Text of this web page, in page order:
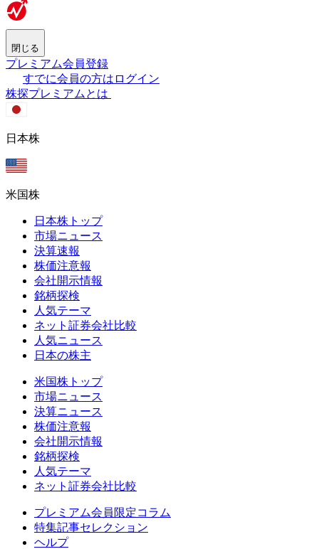
閉じる
プレミアム会員登録
すでに会員の方はログイン
株探プレミアムとは
日本株
米国株
日本株トップ
市場ニュース
決算速報
株価注意報
会社開示情報
銘柄探検
人気テーマ
ネット証券会社比較
人気ニュース
日本の株主
米国株トップ
市場ニュース
決算ニュース
株価注意報
会社開示情報
銘柄探検
人気テーマ
ネット証券会社比較
プレミアム会員限定コラム
特集記事セレクション
ヘルプ